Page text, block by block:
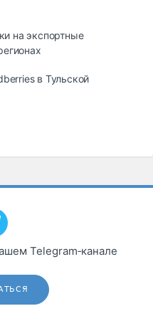
на экспортные
в Тульской
Telegram‑канале